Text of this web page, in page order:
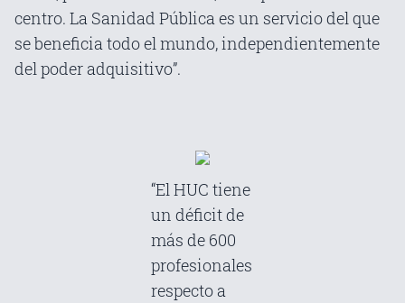
centro. La Sanidad Pública es un servicio del que
se beneficia todo el mundo, independientemente
del poder adquisitivo”.
“El HUC tiene
un déficit de
más de 600
profesionales
respecto a